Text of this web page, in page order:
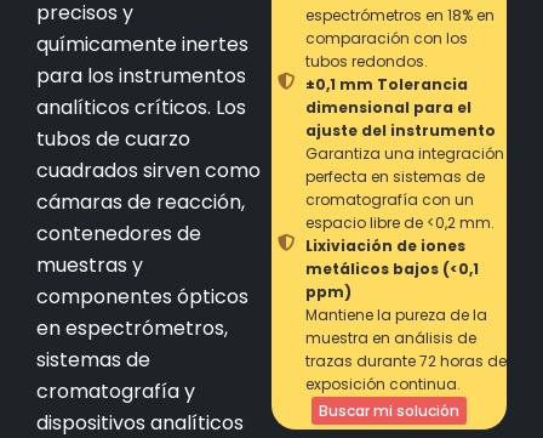
precisos y
químicamente inertes
para los instrumentos
analíticos críticos. Los
tubos de cuarzo
cuadrados sirven como
cámaras de reacción,
contenedores de
muestras y
componentes ópticos
en espectrómetros,
sistemas de
cromatografía y
dispositivos analíticos
espectrómetros en 18% en
comparación con los
tubos redondos.
±0,1 mm Tolerancia
dimensional para el
ajuste del instrumento
Garantiza una integración
perfecta en sistemas de
cromatografía con un
espacio libre de <0,2 mm.
Lixiviación de iones
metálicos bajos (<0,1
ppm)
Mantiene la pureza de la
muestra en análisis de
trazas durante 72 horas de
exposición continua.
Buscar mi solución